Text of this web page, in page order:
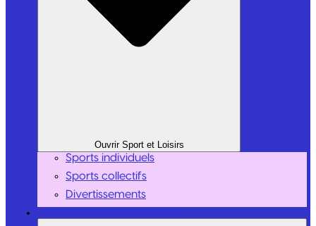
Ouvrir Sport et Loisirs
Sports individuels
Sports collectifs
Divertissements